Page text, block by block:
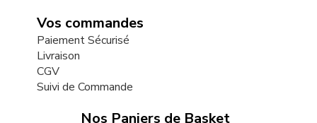
Vos commandes
Paiement Sécurisé
Livraison
CGV
Suivi de Commande
Nos Paniers de Basket